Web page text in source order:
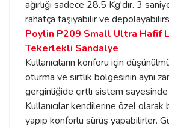
ağırlığı sadece 28.5 Kg'dır. 3
rahatça taşıyabilir ve
Poylin P209 Small Ultra Hafif
Tekerlekli Sandalye
Kullanıcıların konforu için
oturma ve sırtlık bölgesinin aynı
gerginliğide çırtlı sistem
Kullanıcılar kendilerine özel olarak
yapıp konforlu sürüş yapabilirler.